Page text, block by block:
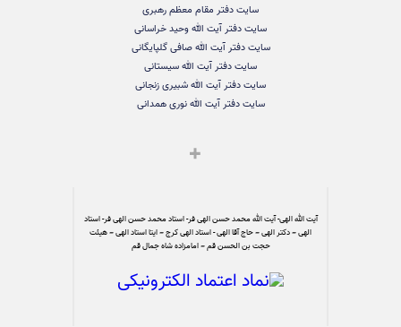
سایت دفتر مقام معظم رهبری
سایت دفتر آیت الله وحید خراسانی
سایت دفتر آیت الله صافی گلپایگانی
سایت دفتر آیت الله سیستانی
سایت دفتر آیت الله شبیری زنجانی
سایت دفتر آیت الله نوری همدانی
آیت الله الهی- آیت الله محمد حسن الهی فر- استاد محمد حسن الهی فر- استاد
الهی – دکتر الهی – حاج آقا الهی - استاد الهی کرج – ایتا استاد الهی – هیئت
حجت بن الحسن قم – امامزاده شاه جمال قم